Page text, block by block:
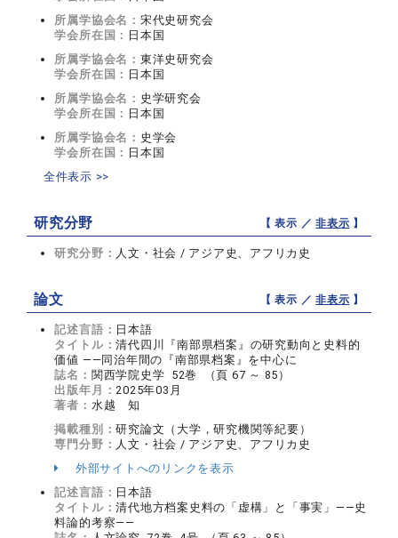
所属学協会名： 宋代史研究会
学会所在国： 日本国
所属学協会名： 東洋史研究会
学会所在国： 日本国
所属学協会名： 史学研究会
学会所在国： 日本国
所属学協会名： 史学会
学会所在国： 日本国
全件表示 >>
研究分野 【 表示 ／非表示 】
研究分野： 人文・社会 / アジア史、アフリカ史
論文 【 表示 ／非表示 】
記述言語： 日本語
タイトル：清代四川『南部県档案』の研究動向と史料的
価値 ――同治年間の『南部県档案』を中心に
誌名： 関西学院史学 52巻 （頁 67 ～ 85）
出版年月：2025年03月
著者： 水越 知
掲載種別：研究論文（大学，研究機関等紀要）
専門分野： 人文・社会 / アジア史、アフリカ史
外部サイトへのリンクを表示
記述言語： 日本語
タイトル：清代地方档案史料の「虚構」と「事実」――史
料論的考察――